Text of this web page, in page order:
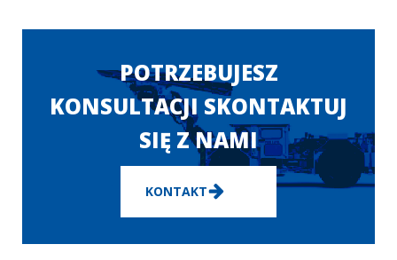
POTRZEBUJESZ
KONSULTACJI SKONTAKTUJ
SIĘ Z NAMI
KONTAKT